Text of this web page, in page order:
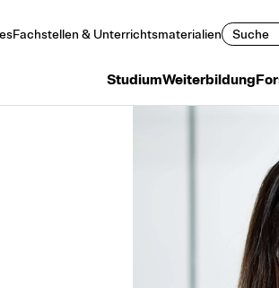
StudiumWeiterbildung
Fachstellen & Unterrichtsmaterialien